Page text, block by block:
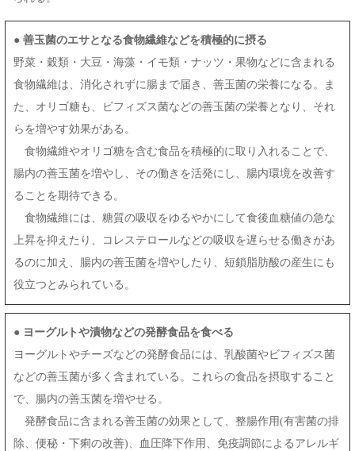
● 善玉菌のエサとなる食物繊維などを積極的に摂る
野菜・穀類・大豆・海藻・イモ類・ナッツ・果物などに含まれる
食物繊維は、消化されずに腸まで届き、善玉菌の栄養になる。ま
た、オリゴ糖も、ビフィズス菌などの善玉菌の栄養となり、それ
らを増やす効果がある。
食物繊維やオリゴ糖を含む食品を積極的に取り入れることで、
腸内の善玉菌を増やし、その働きを活発にし、腸内環境を改善す
ることを期待できる。
食物繊維には、糖質の吸収をゆるやかにして食後血糖値の急な
上昇を抑えたり、コレステロールなどの吸収を遅らせる働きがあ
るのに加え、腸内の善玉菌を増やしたり、短鎖脂肪酸の産生にも
役立つとみられている。
● ヨーグルトや漬物などの発酵食品を食べる
ヨーグルトやチーズなどの発酵食品には、乳酸菌やビフィズス菌
などの善玉菌が多く含まれている。これらの食品を摂取すること
で、腸内の善玉菌を増やせる。
発酵食品に含まれる善玉菌の効果として、整腸作用(有害菌の排
除、便秘・下痢の改善)、血圧降下作用、免疫調節によるアレルギ